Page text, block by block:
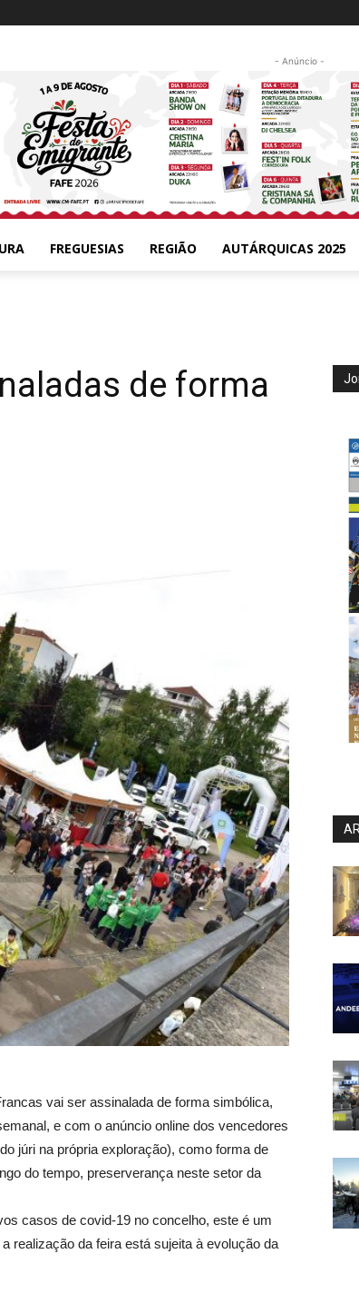
- Anúncio -
FREGUESIAS REGIÃO AUTÁRQUICAS 2025
de forma
vai ser assinalada de forma simbólica,
e com o anúncio online dos vencedores
júri na própria exploração), como forma de
do tempo, preserverança neste setor da
casos de covid-19 no concelho, este é um
realização da feira está sujeita à evolução da